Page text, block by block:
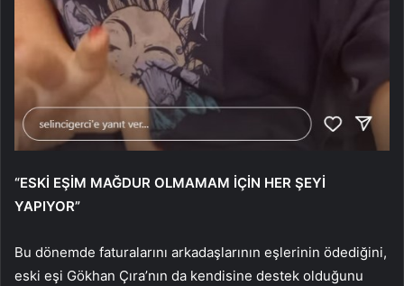
“ESKİ EŞİM MAĞDUR OLMAMAM İÇİN HER ŞEYİ
YAPIYOR”
Bu dönemde faturalarını arkadaşlarının eşlerinin ödediğini,
eski eşi Gökhan Çıra’nın da kendisine destek olduğunu